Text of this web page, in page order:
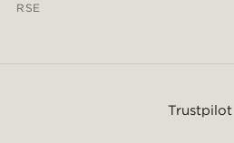
RSE
Trustpilot